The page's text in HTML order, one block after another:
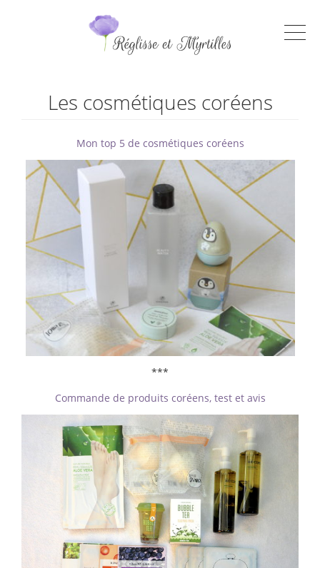
Les cosmétiques coréens
Mon top 5 de cosmétiques coréens
***
Commande de produits coréens, test et avis